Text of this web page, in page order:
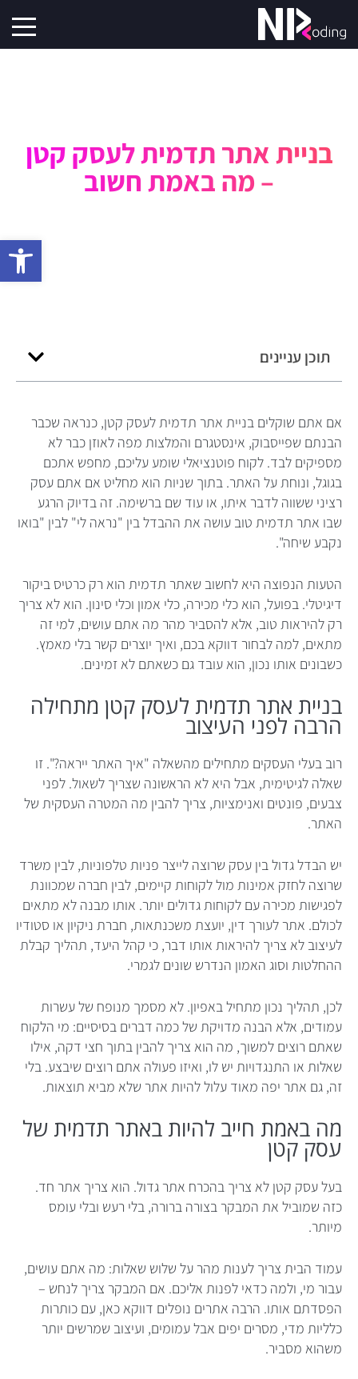
פתח
בניית אתר תדמית לעסק קטן
– מה באמת חשוב
אם אתם שוקלים בניית אתר תדמית לעסק קטן, כנראה שכבר
הבנתם שפייסבוק, אינסטגרם והמלצות מפה לאוזן כבר לא
מספיקים לבד. לקוח פוטנציאלי שומע עליכם, מחפש אתכם
בגוגל, ונוחת על האתר. בתוך שניות הוא מחליט אם אתם עסק
רציני ששווה לדבר איתו, או עוד שם ברשימה. זה בדיוק הרגע
שבו אתר תדמית טוב עושה את ההבדל בין "נראה לי" לבין "בואו
נקבע שיחה".
הטעות הנפוצה היא לחשוב שאתר תדמית הוא רק כרטיס ביקור
דיגיטלי. בפועל, הוא כלי מכירה, כלי אמון וכלי סינון. הוא לא צריך
רק להיראות טוב, אלא להסביר מהר מה אתם עושים, למי זה
מתאים, למה לבחור דווקא בכם, ואיך יוצרים קשר בלי מאמץ.
כשבונים אותו נכון, הוא עובד גם כשאתם לא זמינים.
בניית אתר תדמית לעסק קטן מתחילה
הרבה לפני העיצוב
רוב בעלי העסקים מתחילים מהשאלה "איך האתר ייראה?". זו
שאלה לגיטימית, אבל היא לא הראשונה שצריך לשאול. לפני
צבעים, פונטים ואנימציות, צריך להבין מה המטרה העסקית של
האתר.
יש הבדל גדול בין עסק שרוצה לייצר פניות טלפוניות, לבין משרד
שרוצה לחזק אמינות מול לקוחות קיימים, לבין חברה שמכוונת
לפגישות מכירה עם לקוחות גדולים יותר. אותו מבנה לא מתאים
לכולם. אתר לעורך דין, יועצת משכנתאות, חברת ניקיון או סטודיו
לעיצוב לא צריך להיראות אותו דבר, כי קהל היעד, תהליך קבלת
ההחלטות וסוג האמון הנדרש שונים לגמרי.
לכן, תהליך נכון מתחיל באפיון. לא מסמך מנופח של עשרות
עמודים, אלא הבנה מדויקת של כמה דברים בסיסיים: מי הלקוח
שאתם רוצים למשוך, מה הוא צריך להבין בתוך חצי דקה, אילו
שאלות או התנגדויות יש לו, ואיזו פעולה אתם רוצים שיבצע. בלי
זה, גם אתר יפה מאוד עלול להיות אתר שלא מביא תוצאות.
מה באמת חייב להיות באתר תדמית של
עסק קטן
בעל עסק קטן לא צריך בהכרח אתר גדול. הוא צריך אתר חד.
כזה שמוביל את המבקר בצורה ברורה, בלי רעש ובלי עומס
מיותר.
עמוד הבית צריך לענות מהר על שלוש שאלות: מה אתם עושים,
עבור מי, ולמה כדאי לפנות אליכם. אם המבקר צריך לנחש –
הפסדתם אותו. הרבה אתרים נופלים דווקא כאן, עם כותרות
כלליות מדי, מסרים יפים אבל עמומים, ועיצוב שמרשים יותר
משהוא מסביר.
תוכן עניינים